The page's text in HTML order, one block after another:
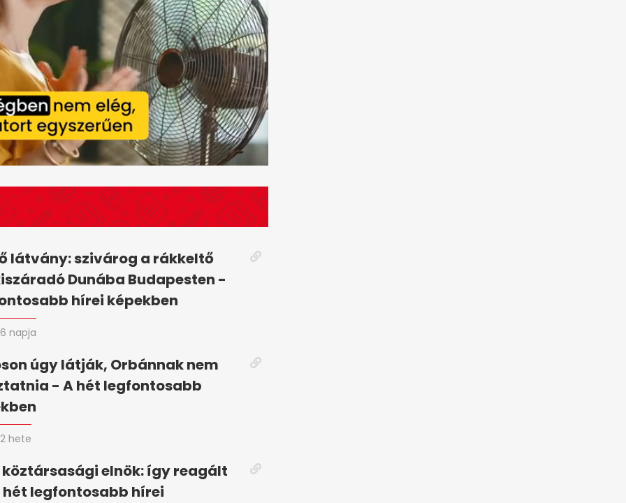
látvány: szivárog a rákkeltő
Dunába Budapesten -
hírei képekben
6 napja
úgy látják, Orbánnak nem
- A hét legfontosabb
2 hete
köztársasági elnök: így reagált
hét legfontosabb hírei